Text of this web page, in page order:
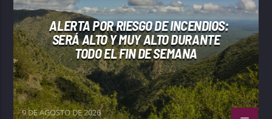
ALERTA POR RIESGO DE INCENDIOS:
SERÁ ALTO Y MUY ALTO DURANTE
TODO EL FIN DE SEMANA
9 DE AGOSTO DE 2026